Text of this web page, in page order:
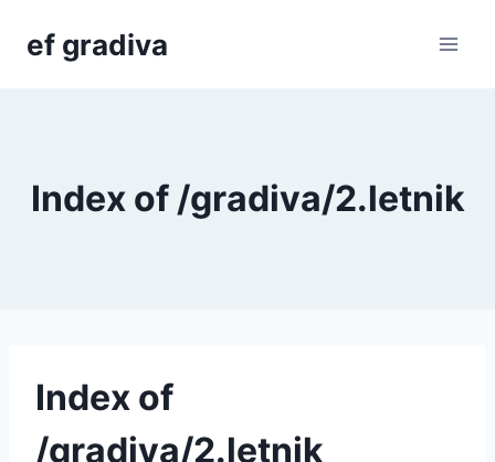
ef gradiva
Index of /gradiva/2.letnik
Index of
/gradiva/2.letnik